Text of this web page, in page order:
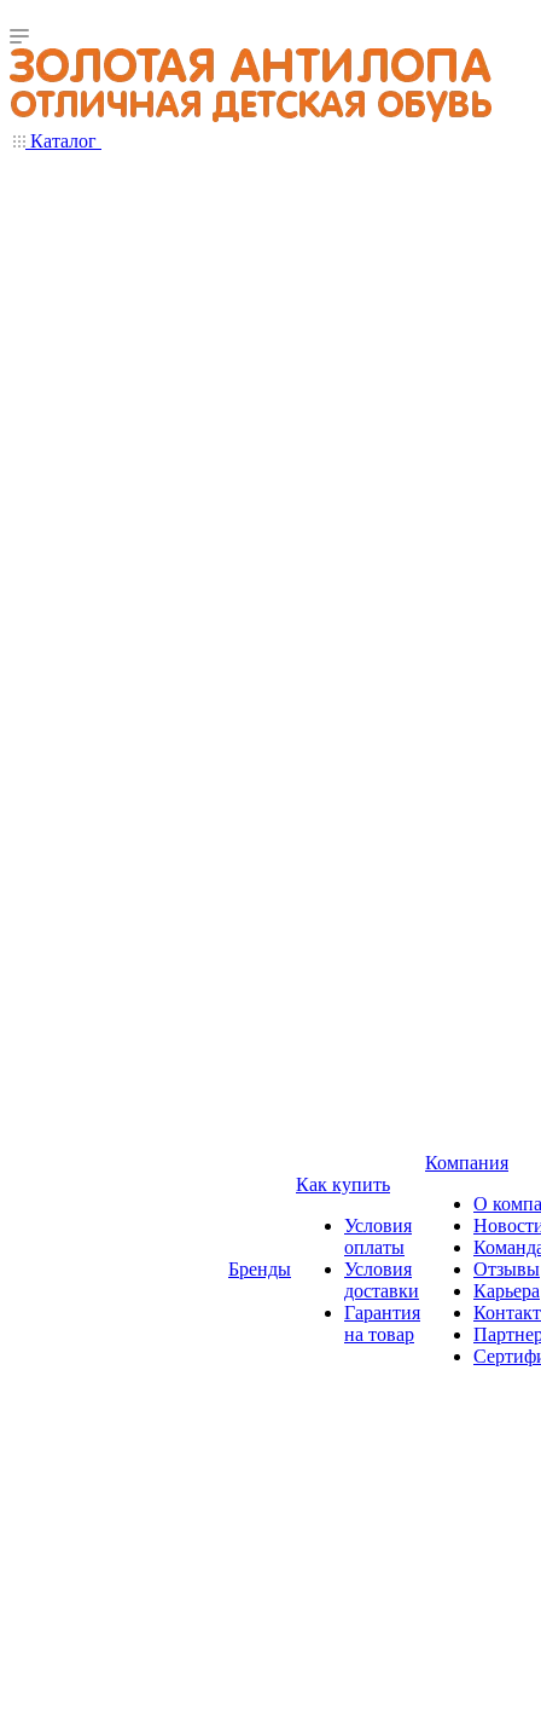
Каталог
Бренды
Как купить
Условия
оплаты
Условия
доставки
Гарантия
на товар
Компания
О
Отзывы
Карьера